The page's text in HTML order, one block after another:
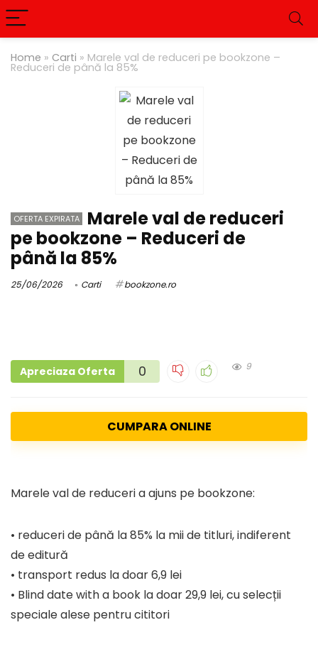
Home » Carti » Marele val de reduceri pe bookzone –
Reduceri de până la 85%
OFERTA EXPIRATA
Marele val de reduceri
pe bookzone – Reduceri de
până la 85%
25/06/2026 Carti bookzone.ro
Apreciaza Oferta 0 9
CUMPARA ONLINE
Marele val de reduceri a ajuns pe bookzone:
• reduceri de până la 85% la mii de titluri, indiferent
de editură
• transport redus la doar 6,9 lei
• Blind date with a book la doar 29,9 lei, cu selecții
speciale alese pentru cititori